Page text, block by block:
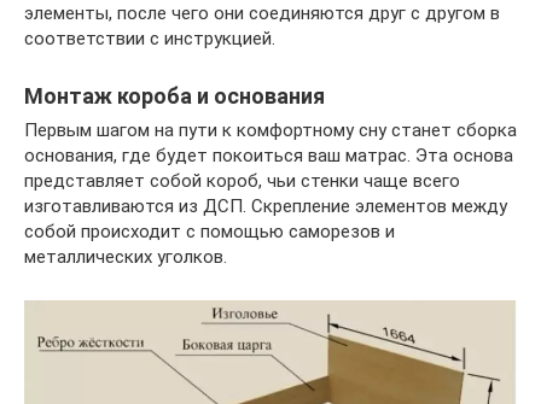
элементы, после чего они соединяются друг с другом в
соответствии с инструкцией.
Монтаж короба и основания
Первым шагом на пути к комфортному сну станет сборка
основания, где будет покоиться ваш матрас. Эта основа
представляет собой короб, чьи стенки чаще всего
изготавливаются из ДСП. Скрепление элементов между
собой происходит с помощью саморезов и
металлических уголков.